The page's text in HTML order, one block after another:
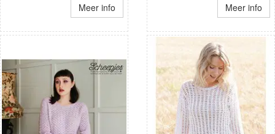
Meer info Meer info